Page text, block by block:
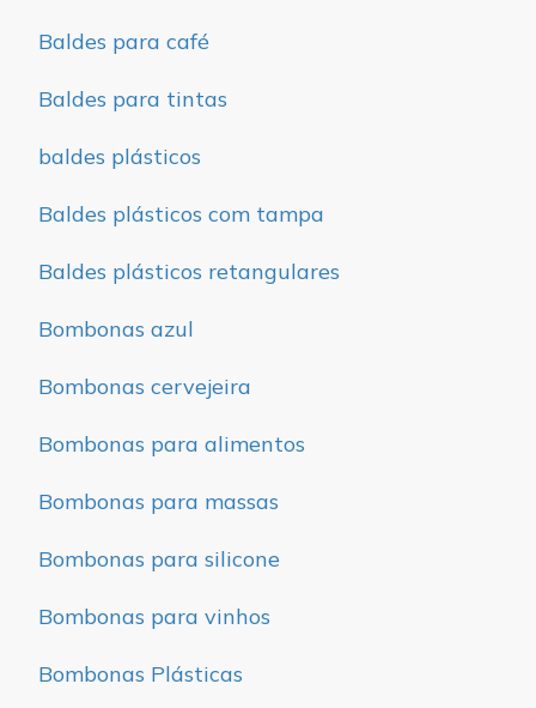
Baldes para café
Baldes para tintas
baldes plásticos
Baldes plásticos com tampa
Baldes plásticos retangulares
Bombonas azul
Bombonas cervejeira
Bombonas para alimentos
Bombonas para massas
Bombonas para silicone
Bombonas para vinhos
Bombonas Plásticas